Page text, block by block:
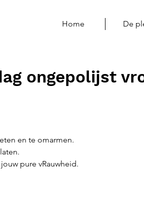
Home De
ongepolijst
en te omarmen.
pure vRauwheid.